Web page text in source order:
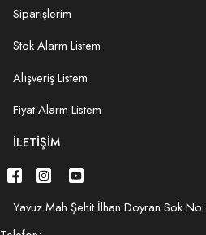
Siparişlerim
Stok Alarm Listem
Alışveriş Listem
Fiyat Alarm Listem
İLETIŞIM
Yavuz Mah.Şehit İlhan Doyran